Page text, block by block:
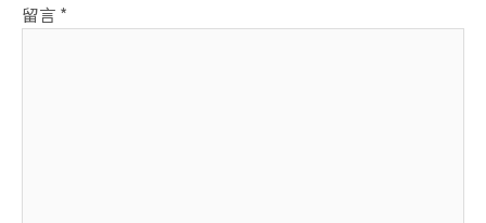
留言 *